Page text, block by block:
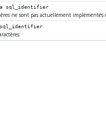
sql_identifier
ne sont pas actuellement
sql_identifier